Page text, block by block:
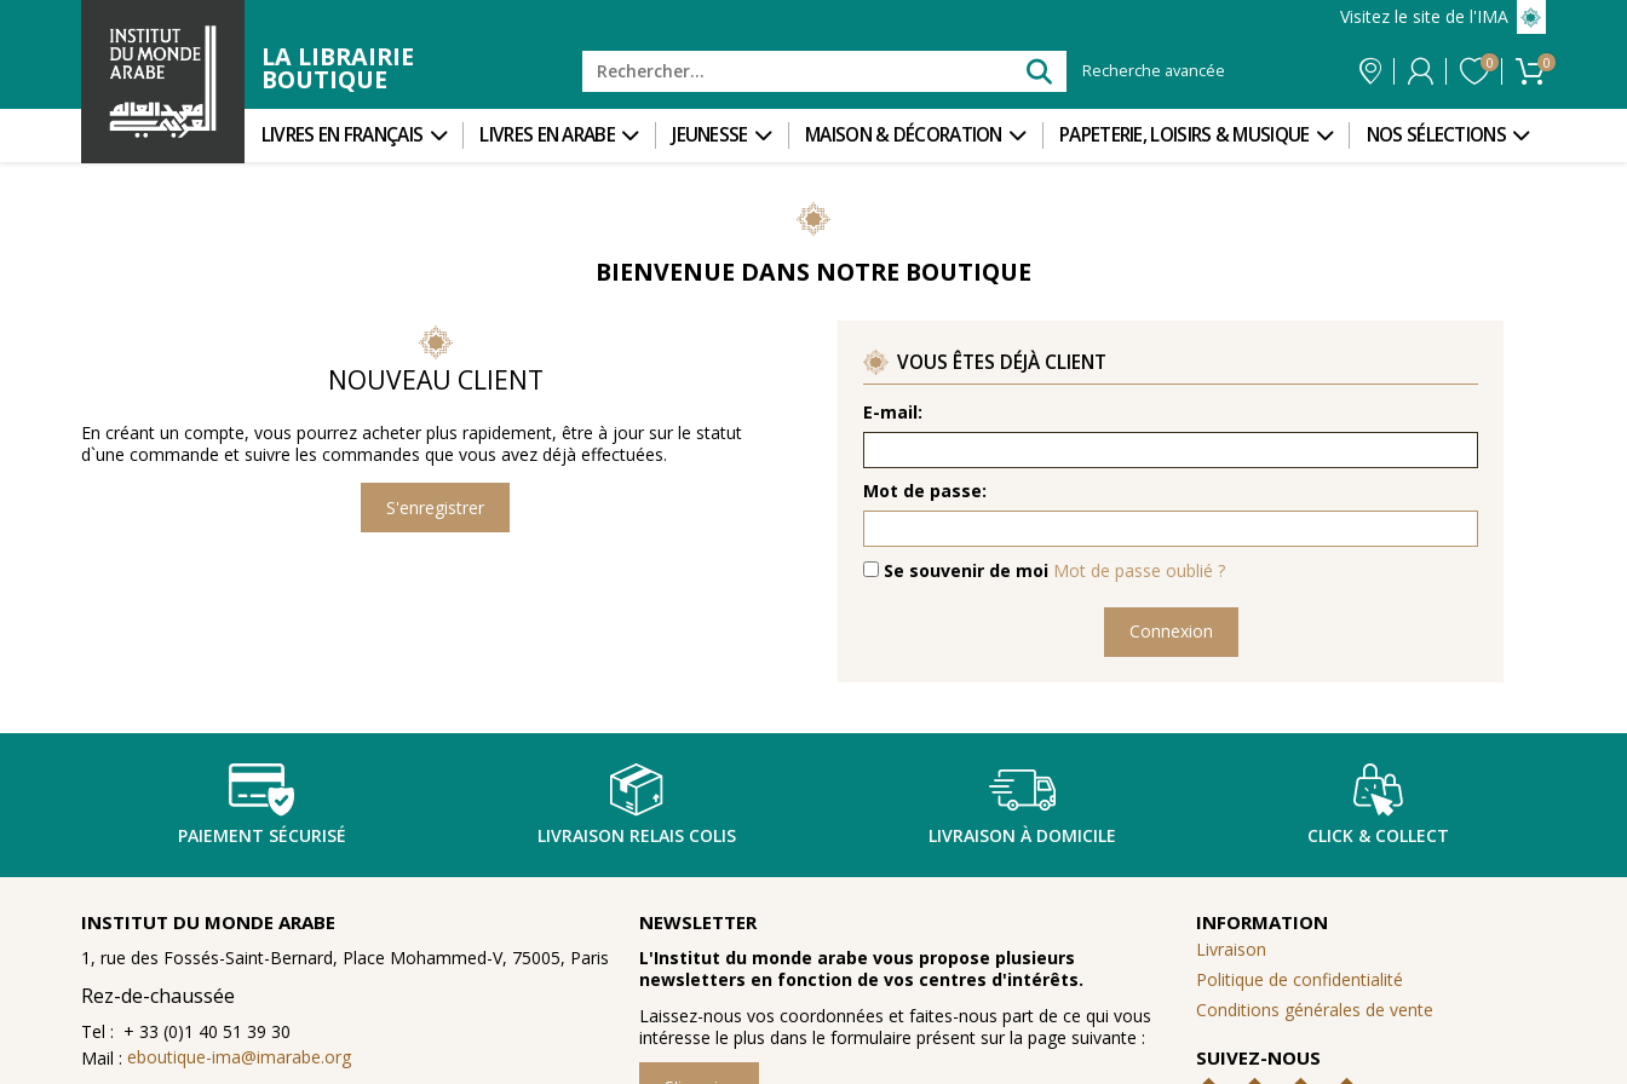
Visitez le site de l'IMA
LA LIBRAIRIE
BOUTIQUE Recherche avancée 0 0
LIVRES EN FRANÇAIS LIVRES EN ARABE JEUNESSE MAISON & DÉCORATION PAPETERIE, LOISIRS & MUSIQUE NOS SÉLECTIONS
BIENVENUE DANS NOTRE BOUTIQUE
NOUVEAU CLIENT
En créant un compte, vous pourrez acheter plus rapidement, être à jour sur le statut
d`une commande et suivre les commandes que vous avez déjà effectuées.
S'enregistrer
VOUS ÊTES DÉJÀ CLIENT
E-mail:
Mot de passe:
Se souvenir de moi Mot de passe oublié ?
Connexion
PAIEMENT SÉCURISÉ LIVRAISON RELAIS COLIS LIVRAISON À DOMICILE CLICK & COLLECT
INSTITUT DU MONDE ARABE
1, rue des Fossés-Saint-Bernard, Place Mohammed-V, 75005, Paris
Rez-de-chaussée
Tel : + 33 (0)1 40 51 39 30
Mail :eboutique-ima@imarabe.org
NEWSLETTER
L'Institut du monde arabe vous propose plusieurs
newsletters en fonction de vos centres d'intérêts.
Laissez-nous vos coordonnées et faites-nous part de ce qui vous
intéresse le plus dans le formulaire présent sur la page suivante :
INFORMATION
Livraison
Politique de confidentialité
Conditions générales de vente
SUIVEZ-NOUS